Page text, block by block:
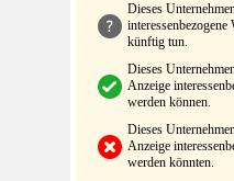
Dieses
interessenbezogene
künftig tun.
Dieses
Anzeige
werden können.
Dieses
Anzeige
werden könnten.